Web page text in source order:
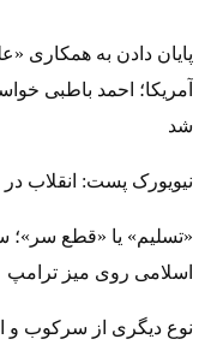
پایان دادن به همکاری
آمریکا؛ احمد باطبی
شد
نیویورک پست: انقلاب
«تسلیم» یا «قطع
اسلامی روی میز ترامپ
نوع دیگری از سرکوب و